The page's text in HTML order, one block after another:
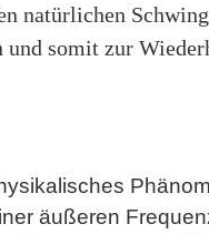
natürlichen
somit zur
äußeren